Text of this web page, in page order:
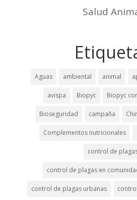
Salud
Aguas ambiental animal
avispa Biopyc Biopyc
Bioseguridad campaña
Complementos nutricionales
control de
control de plagas en
control de plagas urbanas